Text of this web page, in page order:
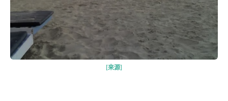
[来源]